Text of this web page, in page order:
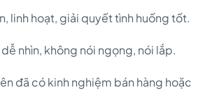
linh hoạt, giải quyết tình huống tốt.
nhìn, không nói ngọng, nói lắp.
đã có kinh nghiệm bán hàng hoặc